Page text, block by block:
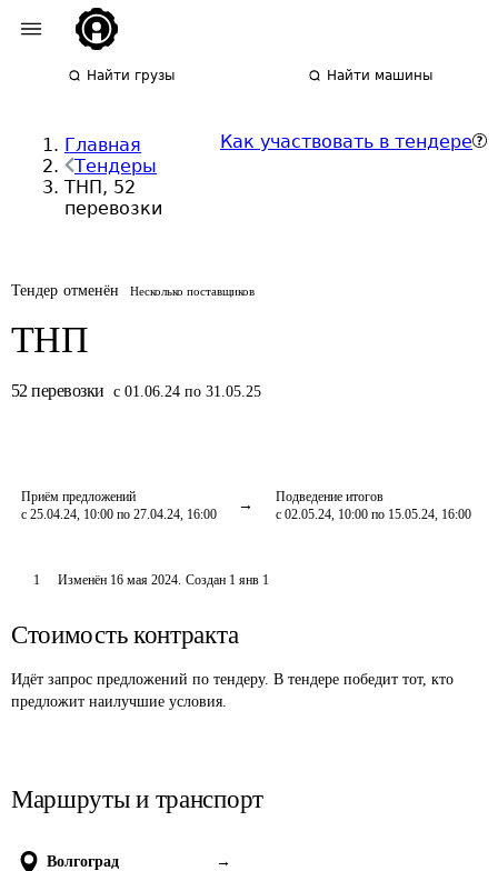
Найти грузы Найти машины
Главная
Тендеры
ТНП, 52
перевозки
Как участвовать в тендере
Тендер отменён Несколько поставщиков
ТНП
52 перевозки с 01.06.24 по 31.05.25
Приём предложений
с 25.04.24, 10:00 по 27.04.24, 16:00
Подведение итогов
с 02.05.24, 10:00 по 15.05.24, 16:00
1 Изменён 16 мая 2024. Создан 1 янв 1
Стоимость контракта
Идёт запрос предложений по тендеру. В тендере победит тот, кто
предложит наилучшие условия.
Маршруты и транспорт
Волгоград →